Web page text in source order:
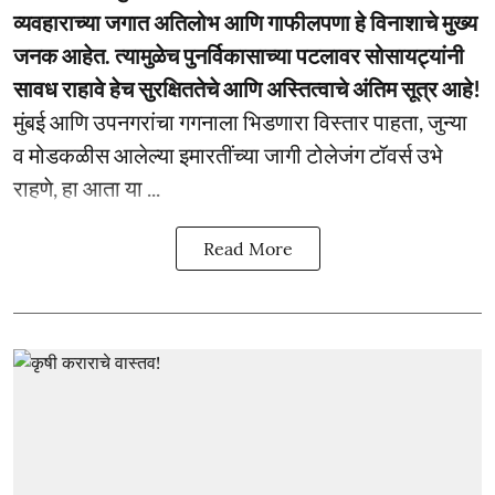
व्यवहाराच्या जगात अतिलोभ आणि गाफीलपणा हे विनाशाचे मुख्य
जनक आहेत. त्यामुळेच पुनर्विकासाच्या पटलावर सोसायट्यांनी
सावध राहावे हेच सुरक्षिततेचे आणि अस्तित्वाचे अंतिम सूत्र आहे!
मुंबई आणि उपनगरांचा गगनाला भिडणारा विस्तार पाहता, जुन्या
व मोडकळीस आलेल्या इमारतींच्या जागी टोलेजंग टॉवर्स उभे
राहणे, हा आता या ...
Read More